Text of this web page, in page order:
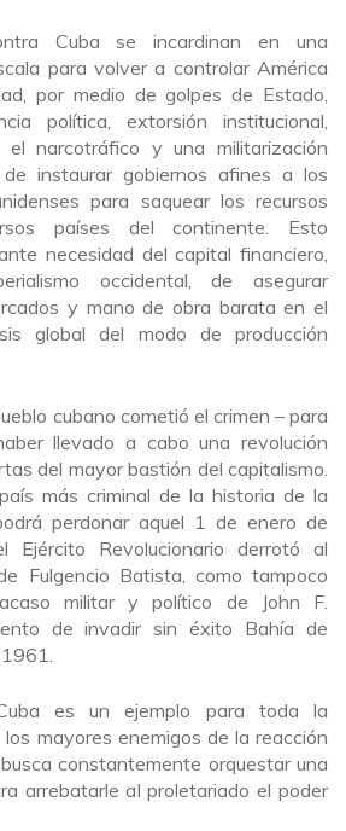
Cuba se incardinan en una
para volver a controlar América
por medio de golpes de Estado,
política, extorsión institucional,
narcotráfico y una militarización
instaurar gobiernos afines a los
para saquear los recursos
países del continente. Esto
necesidad del capital financiero,
occidental, de asegurar
y mano de obra barata en el
global del modo de producción
cubano cometió el crimen – para
llevado a cabo una revolución
del mayor bastión del capitalismo.
más criminal de la historia de la
perdonar aquel 1 de enero de
Revolucionario derrotó al
Fulgencio Batista, como tampoco
militar y político de John F.
de invadir sin éxito Bahía de
es un ejemplo para toda la
mayores enemigos de la reacción
constantemente orquestar una
arrebatarle al proletariado el poder